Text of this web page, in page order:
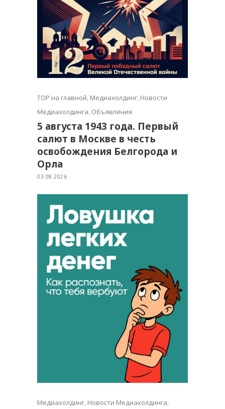
TOP на главной Медиахолдинг Новости
Медиахолдинга Объявления
5 августа 1943 года. Первый
салют в Москве в честь
освобождения Белгорода и
Орла
03.08.2026
Медиахолдинг Новости Медиахолдинга